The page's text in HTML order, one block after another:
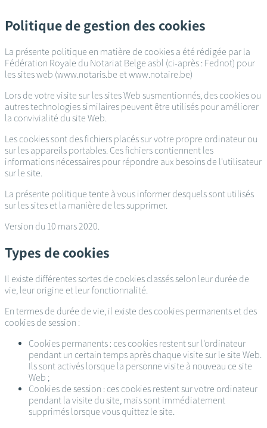
au
contenu
Politique de gestion des cookies
La présente politique en matière de cookies a été rédigée par la
Fédération Royale du Notariat Belge asbl (ci-après : Fednot) pour
les sites web (www.notaris.be et www.notaire.be)
Lors de votre visite sur les sites Web susmentionnés, des cookies ou
autres technologies similaires peuvent être utilisés pour améliorer
la convivialité du site Web.
Les cookies sont des fichiers placés sur votre propre ordinateur ou
sur les appareils portables. Ces fichiers contiennent les
informations nécessaires pour répondre aux besoins de l'utilisateur
sur le site.
La présente politique tente à vous informer desquels sont utilisés
sur les sites et la manière de les supprimer.
Version du 10 mars 2020.
Types de cookies
Il existe différentes sortes de cookies classés selon leur durée de
vie, leur origine et leur fonctionnalité.
En termes de durée de vie, il existe des cookies permanents et des
cookies de session :
Cookies permanents : ces cookies restent sur l'ordinateur
pendant un certain temps après chaque visite sur le site Web.
Ils sont activés lorsque la personne visite à nouveau ce site
Web ;
Cookies de session : ces cookies restent sur votre ordinateur
pendant la visite du site, mais sont immédiatement
supprimés lorsque vous quittez le site.